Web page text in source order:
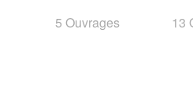
5 Ouvrages
13